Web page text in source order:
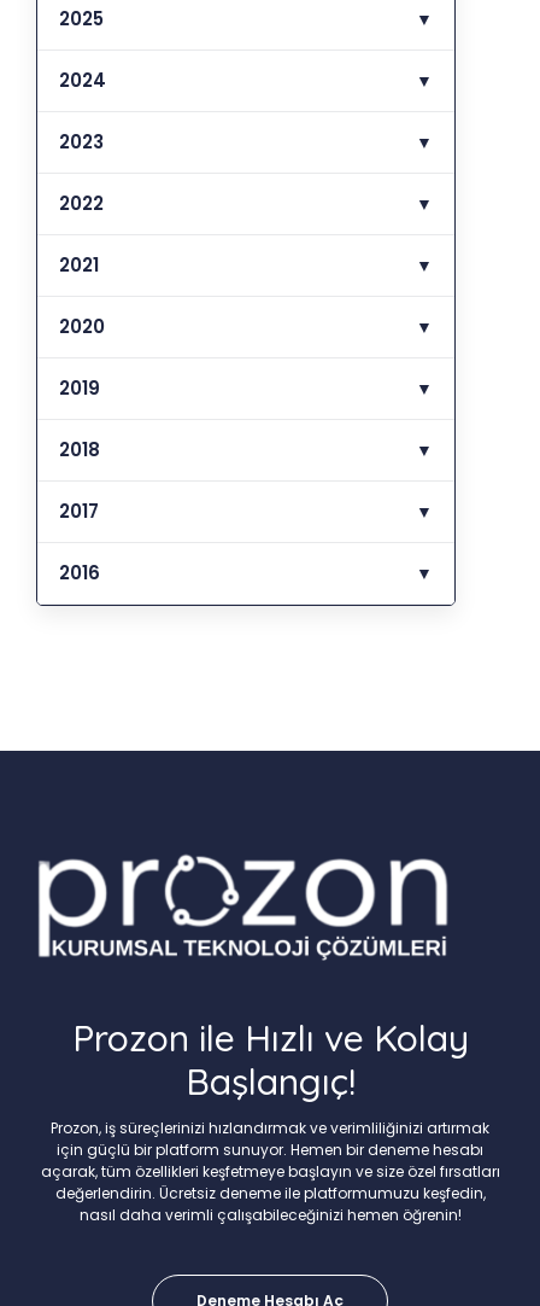
2025 ▼
2024 ▼
2023 ▼
2022 ▼
2021 ▼
2020 ▼
2019 ▼
2018 ▼
2017 ▼
2016 ▼
Prozon ile Hızlı ve Kolay
Başlangıç!
Prozon, iş süreçlerinizi hızlandırmak ve verimliliğinizi artırmak
için güçlü bir platform sunuyor. Hemen bir deneme hesabı
açarak, tüm özellikleri keşfetmeye başlayın ve size özel fırsatları
değerlendirin. Ücretsiz deneme ile platformumuzu keşfedin,
nasıl daha verimli çalışabileceğinizi hemen öğrenin!
Deneme Hesabı Aç